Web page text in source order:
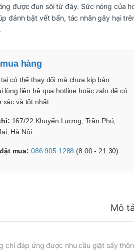
được đun sôi từ đáy. Sức nóng của
đánh bật vết bẩn, tác nhân gây hại
hàng
có thể thay đổi mà chưa kịp báo
lòng liên hệ qua hotline hoặc zalo để có
xác và tốt nhất.
167/22 Khuyến Lương, Trần Phú,
Hà Nội
mua: 086.905.1288 (8:00 - 21:30)
Mô tả
chỉ đáp ứng được nhu cầu giặt sấy